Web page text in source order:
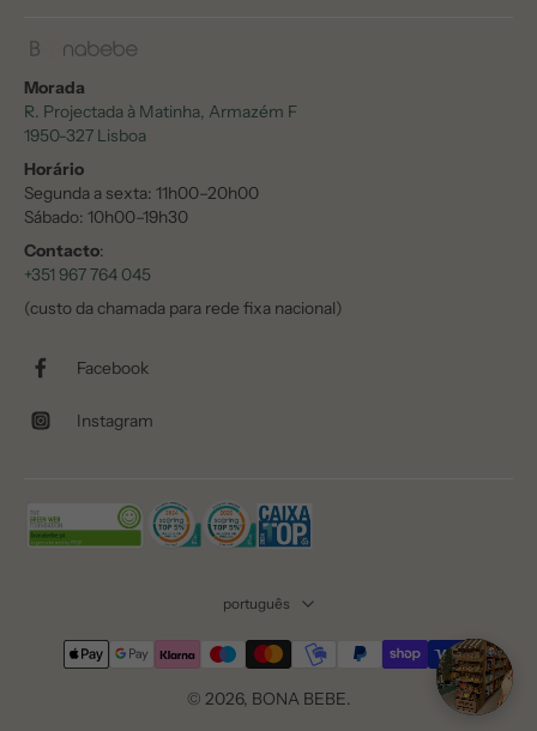
Morada
R. Projectada à Matinha, Armazém F
1950-327 Lisboa
Horário
Segunda a sexta: 11h00–20h00
Sábado: 10h00–19h30
Contacto:
+351 967 764 045
(custo da chamada para rede fixa nacional)
Facebook
Instagram
português
© 2026, BONA BEBE.